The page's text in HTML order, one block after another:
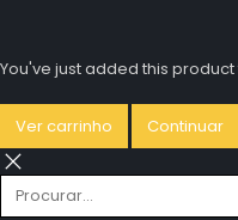
You've just added this product
Ver carrinho Continuar